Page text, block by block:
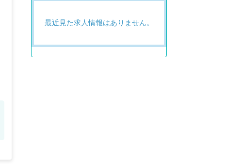
最近見た求人情報はありません。